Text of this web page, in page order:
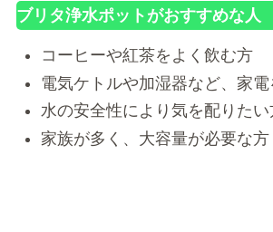
ブリタ浄水ポットがおすすめな人
コーヒーや紅茶をよく飲む方
電気ケトルや加湿器など、家
水の安全性により気を配りたい
家族が多く、大容量が必要な方